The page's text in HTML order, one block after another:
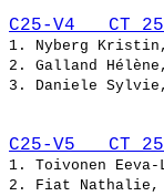
C25-V4   CT
1. Nyberg
2. Galland
3. Daniele
C25-V5   CT
1. Toivonen
2. Fiat